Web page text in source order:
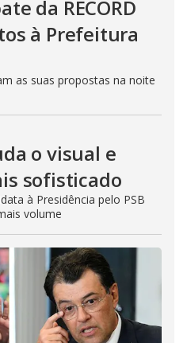
da RECORD
à Prefeitura
as suas propostas na noite
o visual e
sofisticado
à Presidência pelo PSB
volume